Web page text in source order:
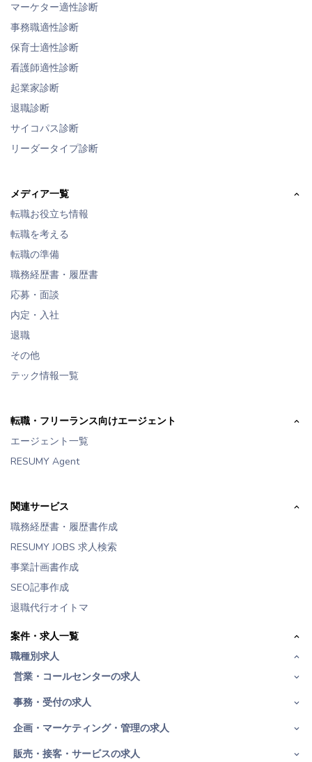
マーケター適性診断
事務職適性診断
保育士適性診断
看護師適性診断
起業家診断
退職診断
サイコパス診断
リーダータイプ診断
メディア一覧
転職お役立ち情報
転職を考える
転職の準備
職務経歴書・履歴書
応募・面談
内定・入社
退職
その他
テック情報一覧
転職・フリーランス向けエージェント
エージェント一覧
RESUMY Agent
関連サービス
職務経歴書・履歴書作成
RESUMY JOBS 求人検索
事業計画書作成
SEO記事作成
退職代行オイトマ
案件・求人一覧
職種別求人
営業・コールセンターの求人
事務・受付の求人
企画・マーケティング・管理の求人
販売・接客・サービスの求人